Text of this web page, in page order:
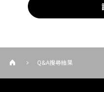
Q&A搜尋結果